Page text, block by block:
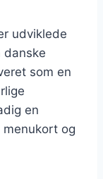
udviklede
som en
en
og